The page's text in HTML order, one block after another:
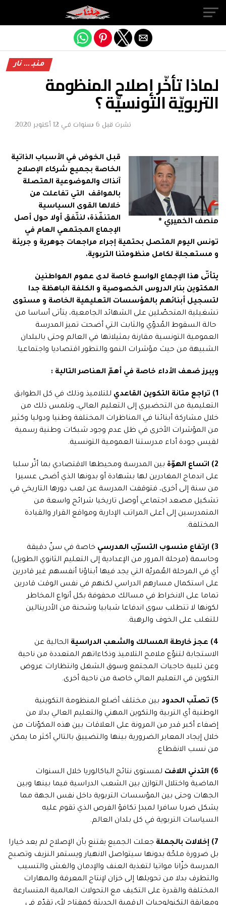
منبـ ... نار
لماذا تأخّر إصلاح المنظومة
التربويّة التونسيّة ؟
نشرت قبل 6 سنوات في 12 أكتوبر 2020
منصف الخميري *
قبل الخوض في الأسباب الذاتية
الخاصة بجميع شركاء الإصلاح
آنذاك والموضوعية المتصلة
بالمواقف التي تفاعلت من
خلالها القوى السياسية
المتنفّذة، لنتّفق أولا حول أصل
الإجماع المجتمعي العام في
تونس اليوم المتصل بحتمية إجراء مراجعات جوهرية و جريئة
و مستعجلة لكامل منظومتنا التربوية.
يتأتّى هذا الإجماع الواسع خاصة لدى عموم المواطنين
المكتوين بنار الدروس الخصوصية و الكلفة الباهظة جدا
لتسجيل أبنائهم بالمؤسسات التعليمية الخاصة و مستوى
تشغيلية المتحصّلين على الشهائد الجامعية، يتأتى أساسا من
حالة السقوط المُدوّي والثابت التي أضحت تميز المدرسة
العمومية التونسية مقارنة بمثيلاتها في العالم وحتى بالبلدان
الشبيهة من حيث مؤشرات النمو والتطور اقتصاديا واجتماعيا.
ويبرز ضعف الأداء خاصة في أهمّ العناصر التالية :
1) تراجع متانة التكوين القاعدي للتلاميذ وذلك في كل الطوابق
التعليمية من التحضيري إلى التعليم العالي، ونلمس ذلك من
خلال مشاركة أبنائنا في المناظرات المختلفة وطنيا ودوليا وكثير
من المؤشرات الأخرى في ظل عدم وجود شبكات وطنية رسمية
لقيس جودة أداء مدرستنا العمومية التونسية.
2) اتساع الهوّة بين المدرسة ومحيطها الاقتصادي بما أثّر سلبا
على اندماج المغادرين لها بشهادة أو بدونها الذي أضحى عسيرا
من سنة إلى أخرى، فتوقفت المدرسة عن لعب دورها التاريخي في
تشكيل مصعد اجتماعي أوصل تاريخيا شرائح واسعة من
المتمدرسين إلى أعلى المراتب الإدارية ومواقع القرار والقيادة
المختلفة.
3) ارتفاع منسوب التسرّب المدرسي خاصة في سنّ دقيقة
وحاسمة (مرحلة المرور من الإعدادية إلى التعليم الثانوي الطويل)
أي في المرحلة العُمريّة التي يجد فيها أبناؤنا أنفسهم غير قادرين
على استكمال مسارهم الدراسي لكنهم في نفس الوقت قادرين
تماما على الانخراط في مسالك محفوفة بكل أنواع المخاطر
لكونها لا تتطلب سوى اندفاعا شبابيا وشحنة من الأدرينالين
للتغلب على الخوف والرهبة.
4) عجز خارطة المسالك والشعب الدراسية الحالية عن
الاستجابة لتنوّع ملامح التلاميذ وذكاءاتهم المتعددة من ناحية
وعن تلبية حاجيات المجتمع وسوق الشغل وانتظارات عروض
التكوين في التعليم العالي خاصة من ناحية أخرى.
5) تصلّب الحدود بين مختلف أضلع المنظومة التكوينية
الوطنية أي التربية والتكوين المهني والتعليم العالي بدلا من
إضفاء أكبر قدر من المرونة على العلاقات بين هذه المكوّنات من
خلال إيجاد المعابر الضرورية بينها والتضييق بالتالي أكثر ما يمكن
من نسب الانقطاع.
6) التدني اللافت لمستوى نتائج الباكالوريا خلال السنوات
الماضية واختلال التوازن بين الشعب الدراسية فيما بينها وبين
الجهات وحتى بين المؤسسات التربوية داخل نفس الجهة مما
يشكل ضربا سافرا لمبدإ تكافؤ الفرص الذي تقوم عليه
السياسات التربوية في كل بلدان العالم.
7) إخلالات بالجملة جعلت الجميع يقتنع بأن الإصلاح لم يعد خيارا
بل ضرورة ملحّة بدونها سيتواصل الانهيار ويستمر النزيف وتصبح
المدرسة خزّانا مواتيا لتغذية العنف والإدمان والغش والتسيب
والتطرف بدلا من تحويلها إلى خزان لإنتاج المعرفة والمهارات
المختلفة والقدرة على التكيف مع التحولات العالمية المتسارعة
Exit mobile version